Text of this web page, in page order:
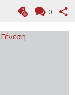
0